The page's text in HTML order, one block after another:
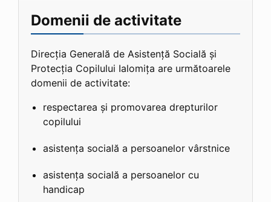
Domenii de activitate
Direcția Generală de Asistență Socială și
Protecția Copilului Ialomița are următoarele
domenii de activitate:
respectarea și promovarea drepturilor
copilului
asistența socială a persoanelor vârstnice
asistența socială a persoanelor cu
handicap